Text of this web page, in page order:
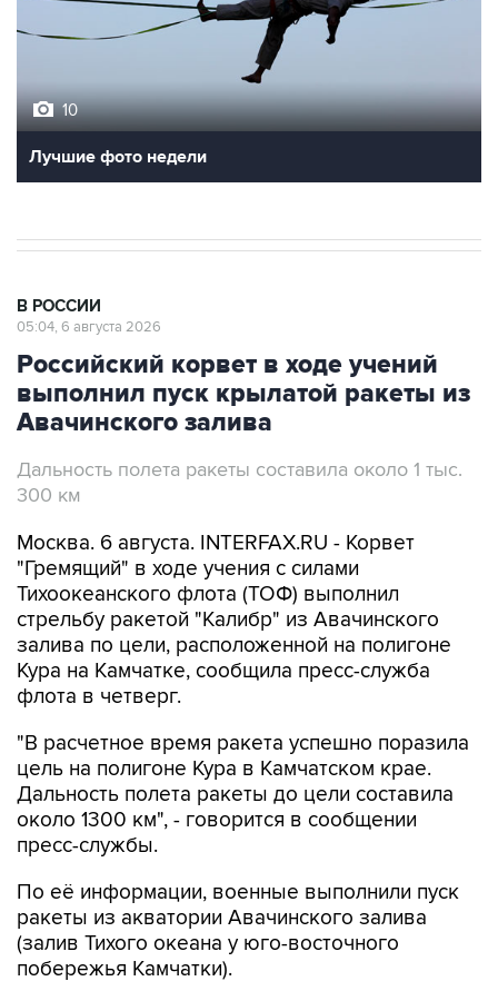
10
Лучшие фото недели
В РОССИИ
05:04, 6 августа 2026
Российский корвет в ходе учений
выполнил пуск крылатой ракеты из
Авачинского залива
Дальность полета ракеты составила около 1 тыс.
300 км
Москва. 6 августа. INTERFAX.RU - Корвет
"Гремящий" в ходе учения с силами
Тихоокеанского флота (ТОФ) выполнил
стрельбу ракетой "Калибр" из Авачинского
залива по цели, расположенной на полигоне
Кура на Камчатке, сообщила пресс-служба
флота в четверг.
"В расчетное время ракета успешно поразила
цель на полигоне Кура в Камчатском крае.
Дальность полета ракеты до цели составила
около 1300 км", - говорится в сообщении
пресс-службы.
По её информации, военные выполнили пуск
ракеты из акватории Авачинского залива
(залив Тихого океана у юго-восточного
побережья Камчатки).